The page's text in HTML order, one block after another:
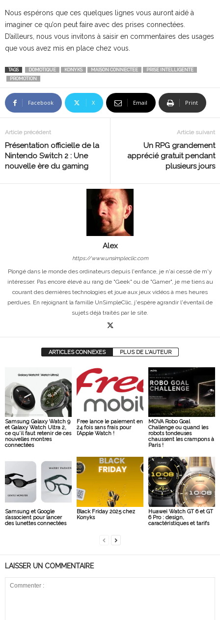
Nous espérons que ces quelques lignes vous auront aidé à
imaginer ce qu’on peut faire avec des prises connectées.
D’ailleurs, nous vous invitons à saisir en commentaires des usages
que vous avez mis en place chez vous.
TAGS DOMOTIQUE KONYKS MAISON CONNECTEE
PRISE INTELLIGENTE
PROMOTION
Facebook X Email Print
Article précédent
Présentation officielle de la
Nintendo Switch 2 : Une
nouvelle ère du gaming
Article suivant
Un RPG grandement
apprécié gratuit pendant
plusieurs jours
Alex
https://www.unsimpleclic.com
Plongé dans le monde des ordinateurs depuis l'enfance, je n'ai cessé de m'y
intéresser. Pas encore élevé au rang de "Geek" ou de "Gamer", je me tiens au
courant des dernières technologies et joue aux jeux vidéos à mes heures
perdues. En rejoignant la famille UnSimpleClic, j'espère agrandir l'éventail de
sujets déjà traités par le site.
ARTICLES CONNEXES PLUS DE L'AUTEUR
Samsung Galaxy Watch 9
et Galaxy Watch Ultra 2,
ce qu’il faut retenir de ces
nouvelles montres
connectées
Free lance le paiement en
24 fois sans frais pour
l’Apple Watch !
MOVA Robo Goal
Challenge ou quand les
robots tondeuses
chaussent les crampons à
Paris !
Samsung et Google
s’associent pour lancer
des lunettes connectées
Black Friday 2025 chez
Konyks
Huawei Watch GT 6 et GT
6 Pro : design,
caractéristiques et tarifs
LAISSER UN COMMENTAIRE